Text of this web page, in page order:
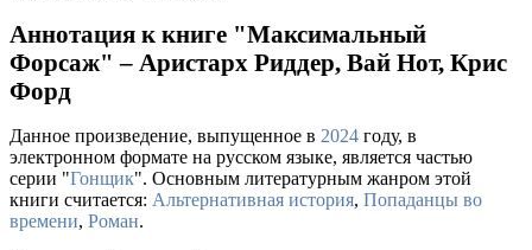
Аннотация к книге "Максимальный
Форсаж" – Аристарх Риддер, Вай Нот, Крис
Форд
Данное произведение, выпущенное в 2024 году, в
электронном формате на русском языке, является частью
серии "Гонщик". Основным литературным жанром этой
книги считается: Альтернативная история, Попаданцы во
времени, Роман.